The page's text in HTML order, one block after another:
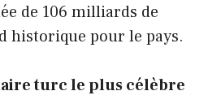
de 106 milliards de
historique pour le pays.
turc le plus célèbre